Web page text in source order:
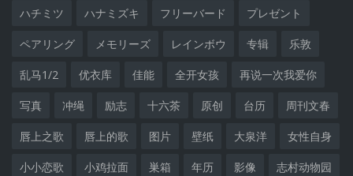
ハチミツ ハナミズキ フリーバード プレゼント
ペアリング メモリーズ レインボウ 专辑 乐敦
乱马1/2 优衣库 佳能 全开女孩 再说一次我爱你
写真 冲绳 励志 十六茶 原创 台历 周刊文春
唇上之歌 唇上的歌 图片 壁纸 大泉洋 女性自身
小小恋歌 小鸡拉面 巣箱 年历 影像 志村动物园